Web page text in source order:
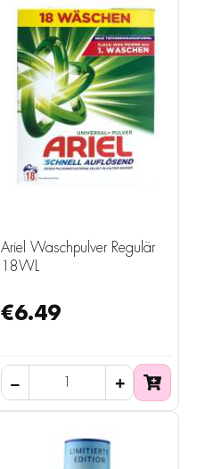
Ariel Waschpulver Regulär
18WL
€6.49